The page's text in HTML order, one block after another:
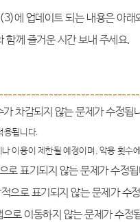
에 업데이트 되는 내용은 아래
함께 즐거운 시간 보내 주세요.
차감되지 않는 문제가 수정됩
용됩니다.
이용이 제한될 예정이며 , 악용 횟수
로 표기되지 않는 문제가 수정
으로 표기되지 않는 문제가 수
로 이동하지 않는 문제가 수정